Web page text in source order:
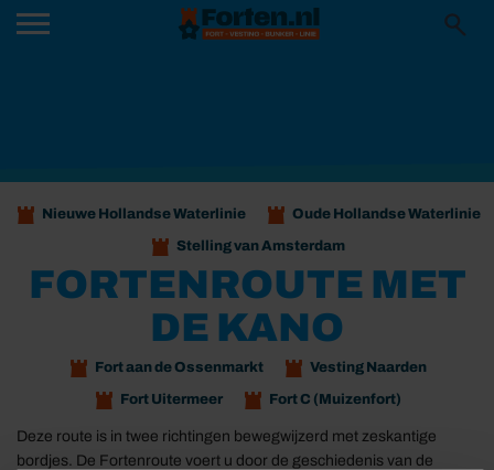
Nieuwe Hollandse Waterlinie Oude Hollandse Waterlinie
Stelling van Amsterdam
FORTENROUTE MET
DE KANO
Fort aan de Ossenmarkt Vesting Naarden
Fort Uitermeer Fort C (Muizenfort)
Deze route is in twee richtingen bewegwijzerd met zeskantige
bordjes. De Fortenroute voert u door de geschiedenis van de